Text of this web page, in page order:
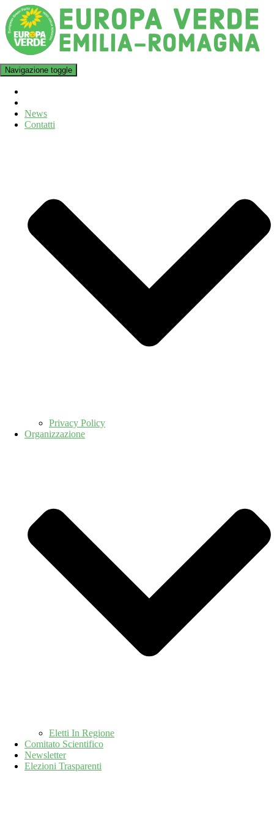
Navigazione toggle
News
Contatti
Privacy Policy
Organizzazione
Eletti In Regione
Comitato Scientifico
Newsletter
Elezioni Trasparenti